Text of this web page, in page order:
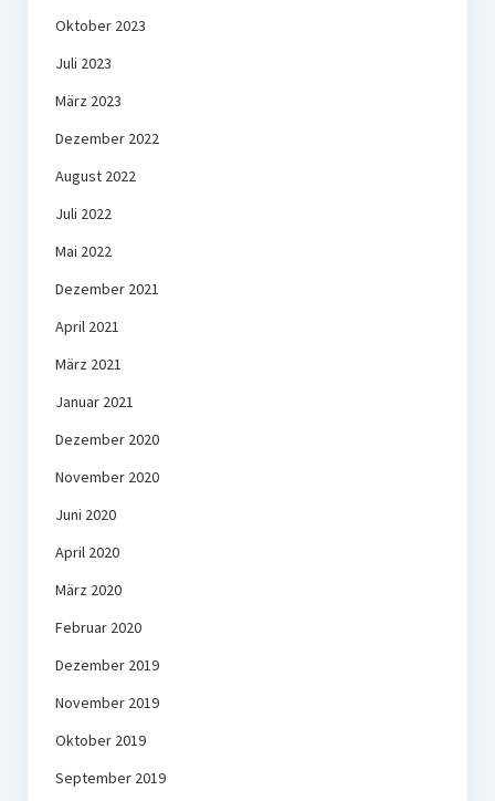
Oktober 2023
Juli 2023
März 2023
Dezember 2022
August 2022
Juli 2022
Mai 2022
Dezember 2021
April 2021
März 2021
Januar 2021
Dezember 2020
November 2020
Juni 2020
April 2020
März 2020
Februar 2020
Dezember 2019
November 2019
Oktober 2019
September 2019